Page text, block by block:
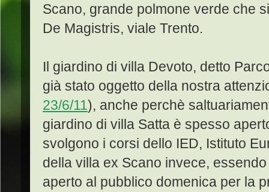
Scano, grande polmone verde che
De Magistris, viale Trento.
Il giardino di villa Devoto, detto
già stato oggetto della nostra
23/6/11), anche perchè
giardino di villa Satta è spesso
svolgono i corsi dello IED, Istituto
della villa ex Scano invece,
aperto al pubblico domenica per la